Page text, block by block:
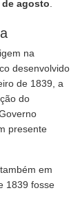
de agosto
na
desenvolvido
de 1839, a
do
presente
em
1839 fosse